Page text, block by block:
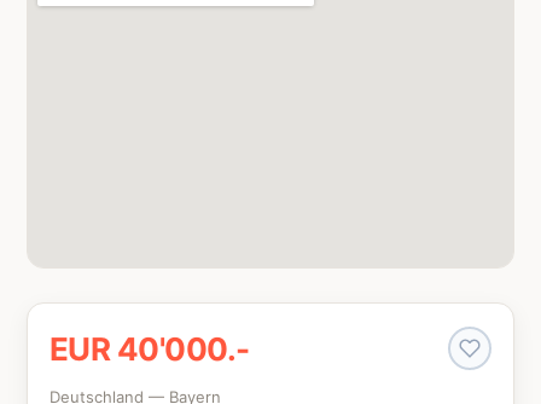
EUR 40'000.-
Deutschland — Bayern